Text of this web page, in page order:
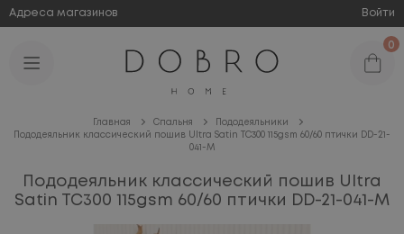
Адреса магазинов Войти
0
Главная Спальня
Пододеяльники
Пододеяльник классический пошив Ultra Satin TC300 115gsm 60/60 птички DD-21-
041-M
Пододеяльник классический пошив Ultra
Satin TC300 115gsm 60/60 птички DD-21-041-M